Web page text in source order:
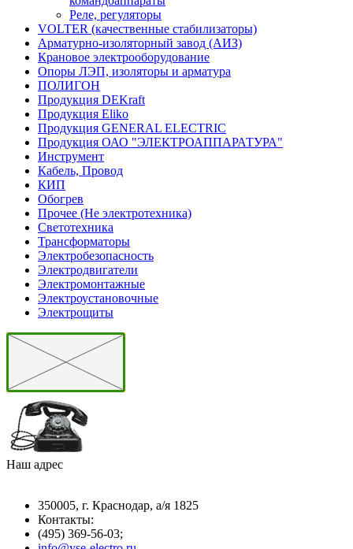
Реле, регуляторы
VOLTER (качественные стабилизаторы)
Арматурно-изоляторный завод (АИЗ)
Крановое электрооборудование
Опоры ЛЭП, изоляторы и арматура
ПОЛИГОН
Продукция DEKraft
Продукция Eliko
Продукция GENERAL ELECTRIC
Продукция ОАО "ЭЛЕКТРОАППАРАТУРА"
Инструмент
Кабель, Провод
КИП
Обогрев
Прочее (Не электротехника)
Светотехника
Трансформаторы
Электробезопасность
Электродвигатели
Электромонтажные
Электроустановочные
Электрощиты
Наш адрес
350005, г. Краснодар, а/я 1825
Контакты: ­
(495) 369-56-03;